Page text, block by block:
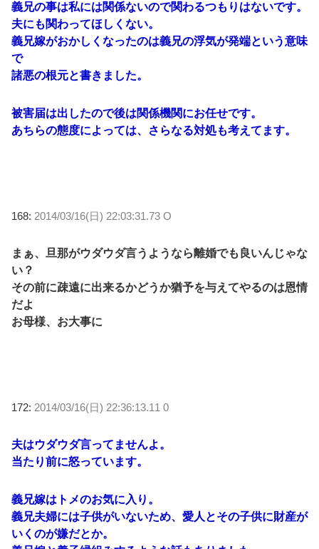
義兄の事は私には関係ないので関わるつもりはないです。
夫にも関わってほしくない。
義兄嫁がおかしくなったのは義兄の浮気が発端という意味
で
諸悪の根元と書きました。
被害届は出したので後は関係機関にお任せです。
あちらの態度によっては、さらなる対処も考えてます。
168: 2014/03/16(日) 22:03:31.73 O
まぁ、旦那がウダウダ言うようなら離婚でも良いんじゃな
い？
その前に疎遠に出来るかどうか猶予を与えてやるのは恩情
だよ
お母様、お大事に
172: 2014/03/16(日) 22:36:13.11 0
夫はウダウダ言ってませんよ。
当たり前に怒っています。
義兄嫁はトメのお気に入り。
義兄夫婦には子供がいないため、愛人とその子供に財産が
いくのが嫌だとか。